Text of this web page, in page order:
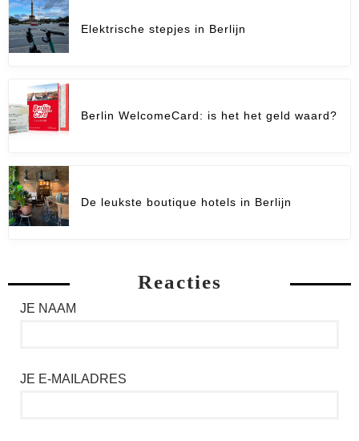
Elektrische stepjes in Berlijn
Berlin WelcomeCard: is het het geld waard?
De leukste boutique hotels in Berlijn
Reacties
JE NAAM
JE E-MAILADRES